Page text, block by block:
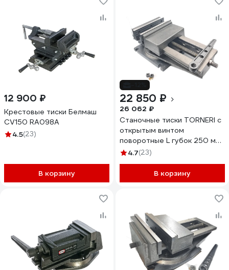
12 900 ₽
Крестовые тиски Белмаш
CV150 RA098A
4.5(23)
В корзину
22 850 ₽
26 062 ₽
Станочные тиски TORNERI с
открытым винтом
поворотные L губок 250 мм,
серия QB250 045770
4.7(23)
В корзину